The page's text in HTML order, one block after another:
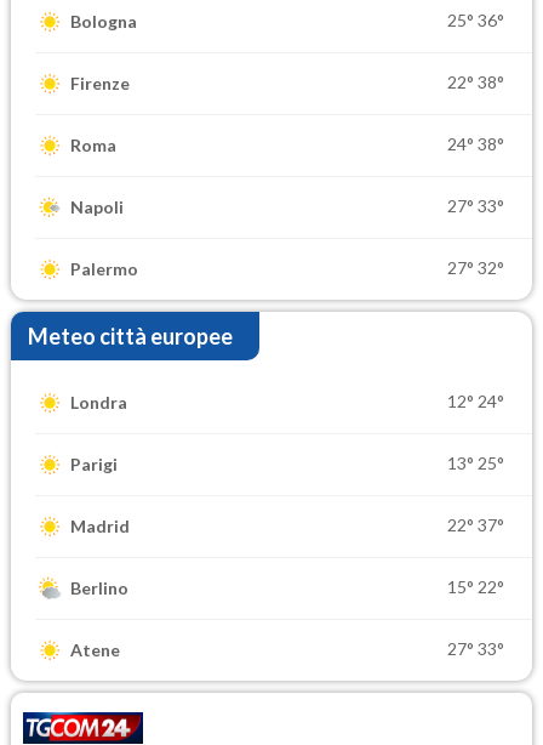
Bologna 25° 36°
Firenze 22° 38°
Roma 24° 38°
Napoli 27° 33°
Palermo 27° 32°
Meteo città europee
Londra 12° 24°
Parigi 13° 25°
Madrid 22° 37°
Berlino 15° 22°
Atene 27° 33°